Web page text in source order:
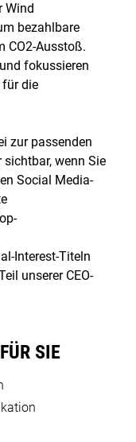
Wind
bezahlbare
CO2-Ausstoß.
fokussieren
für die
zur passenden
wenn Sie
Social Media-
Interest-Titeln
unserer CEO-
SIE